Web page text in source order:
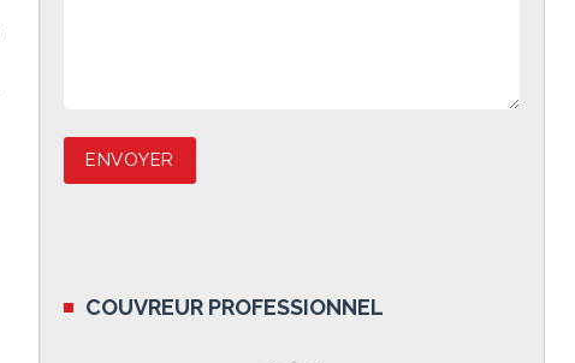
COUVREUR PROFESSIONNEL